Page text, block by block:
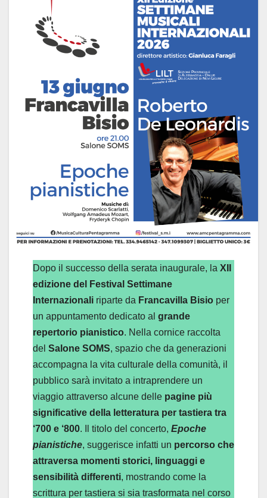
Dopo il successo della serata inaugurale, la XII
edizione del Festival Settimane
Internazionali riparte da Francavilla Bisio per
un appuntamento dedicato al grande
repertorio pianistico. Nella cornice raccolta
del Salone SOMS, spazio che da generazioni
accompagna la vita culturale della comunità, il
pubblico sarà invitato a intraprendere un
viaggio attraverso alcune delle pagine più
significative della letteratura per tastiera tra
‘700 e ‘800. Il titolo del concerto, Epoche
pianistiche, suggerisce infatti un percorso che
attraversa momenti storici, linguaggi e
sensibilità differenti, mostrando come la
scrittura per tastiera si sia trasformata nel corso